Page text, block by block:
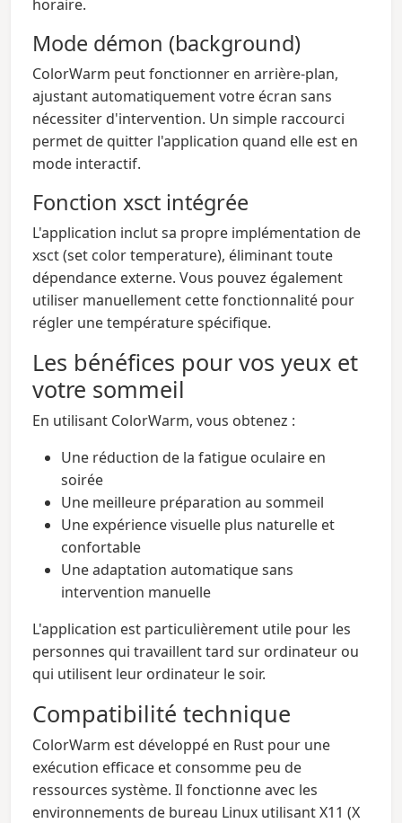
horaire.
Mode démon (background)
ColorWarm peut fonctionner en arrière-plan,
ajustant automatiquement votre écran sans
nécessiter d'intervention. Un simple raccourci
permet de quitter l'application quand elle est en
mode interactif.
Fonction xsct intégrée
L'application inclut sa propre implémentation de
xsct (set color temperature), éliminant toute
dépendance externe. Vous pouvez également
utiliser manuellement cette fonctionnalité pour
régler une température spécifique.
Les bénéfices pour vos yeux et
votre sommeil
En utilisant ColorWarm, vous obtenez :
Une réduction de la fatigue oculaire en
soirée
Une meilleure préparation au sommeil
Une expérience visuelle plus naturelle et
confortable
Une adaptation automatique sans
intervention manuelle
L'application est particulièrement utile pour les
personnes qui travaillent tard sur ordinateur ou
qui utilisent leur ordinateur le soir.
Compatibilité technique
ColorWarm est développé en Rust pour une
exécution efficace et consomme peu de
ressources système. Il fonctionne avec les
environnements de bureau Linux utilisant X11 (X